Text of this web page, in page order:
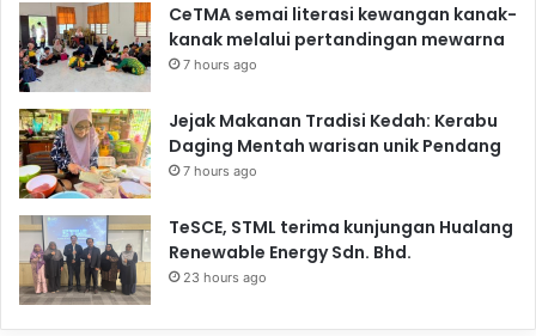
CeTMA semai literasi kewangan kanak-
kanak melalui pertandingan mewarna
7 hours ago
Jejak Makanan Tradisi Kedah: Kerabu
Daging Mentah warisan unik Pendang
7 hours ago
TeSCE, STML terima kunjungan Hualang
Renewable Energy Sdn. Bhd.
23 hours ago